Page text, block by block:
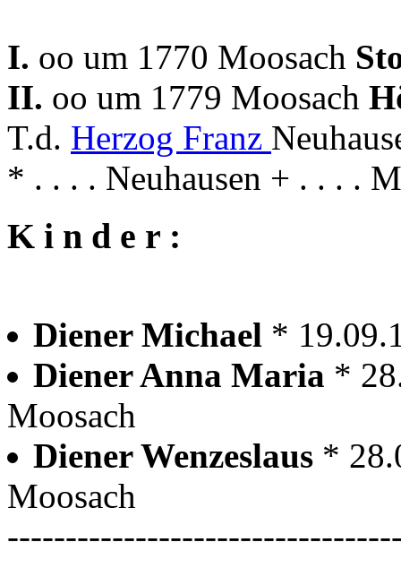
I. oo um 1770 Moosach
II. oo um 1779 Moosach
T.d. Herzog Franz
* . . . . Neuhausen + . . . .
K i n d e r :
Diener Michael *
Diener Anna Maria *
Moosach
Diener Wenzeslaus *
Moosach